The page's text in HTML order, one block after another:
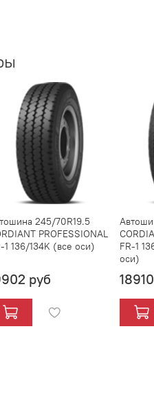
245/70R19.5
PROFESSIONAL
1 136/134K (все оси)
руб
FR-1
оси)